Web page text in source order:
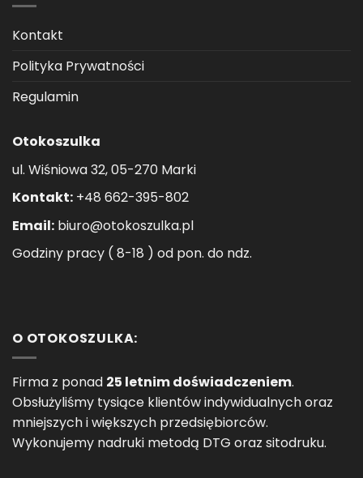
Kontakt
Polityka Prywatności
Regulamin
Otokoszulka
ul. Wiśniowa 32, 05-270 Marki
Kontakt: +48 662-395-802
Email: biuro@otokoszulka.pl
Godziny pracy ( 8-18 ) od pon. do ndz.
O OTOKOSZULKA:
Firma z ponad 25 letnim doświadczeniem.
Obsłużyliśmy tysiące klientów indywidualnych oraz
mniejszych i większych przedsiębiorców.
Wykonujemy nadruki metodą DTG oraz sitodruku.